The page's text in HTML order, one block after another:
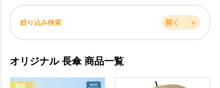
絞り込み検索 開く ＋
オリジナル 長傘 商品一覧